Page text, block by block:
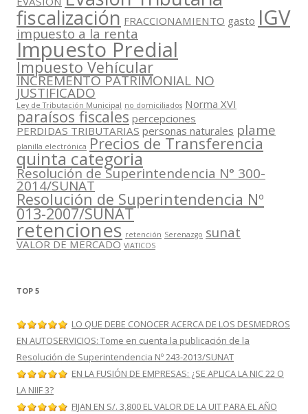
fiscalización FRACCIONAMIENTO gasto IGV
impuesto a la renta
Impuesto Predial
Impuesto Vehícular
INCREMENTO PATRIMONIAL NO
JUSTIFICADO
Ley de Tributación Municipal no domiciliados Norma XVI
paraísos fiscales percepciones
PERDIDAS TRIBUTARIAS personas naturales plame
planilla electrónica Precios de Transferencia
quinta categoria
Resolución de Superintendencia N° 300-
2014/SUNAT
Resolución de Superintendencia Nº
013-2007/SUNAT
retenciones retención Serenazgo sunat
VALOR DE MERCADO VIATICOS
TOP 5
LO QUE DEBE CONOCER ACERCA DE LOS DESMEDROS
EN AUTOSERVICIOS: Tome en cuenta la publicación de la
Resolución de Superintendencia Nº 243-2013/SUNAT
EN LA FUSIÓN DE EMPRESAS: ¿SE APLICA LA NIC 22 O
LA NIIF 3?
FIJAN EN S/. 3,800 EL VALOR DE LA UIT PARA EL AÑO